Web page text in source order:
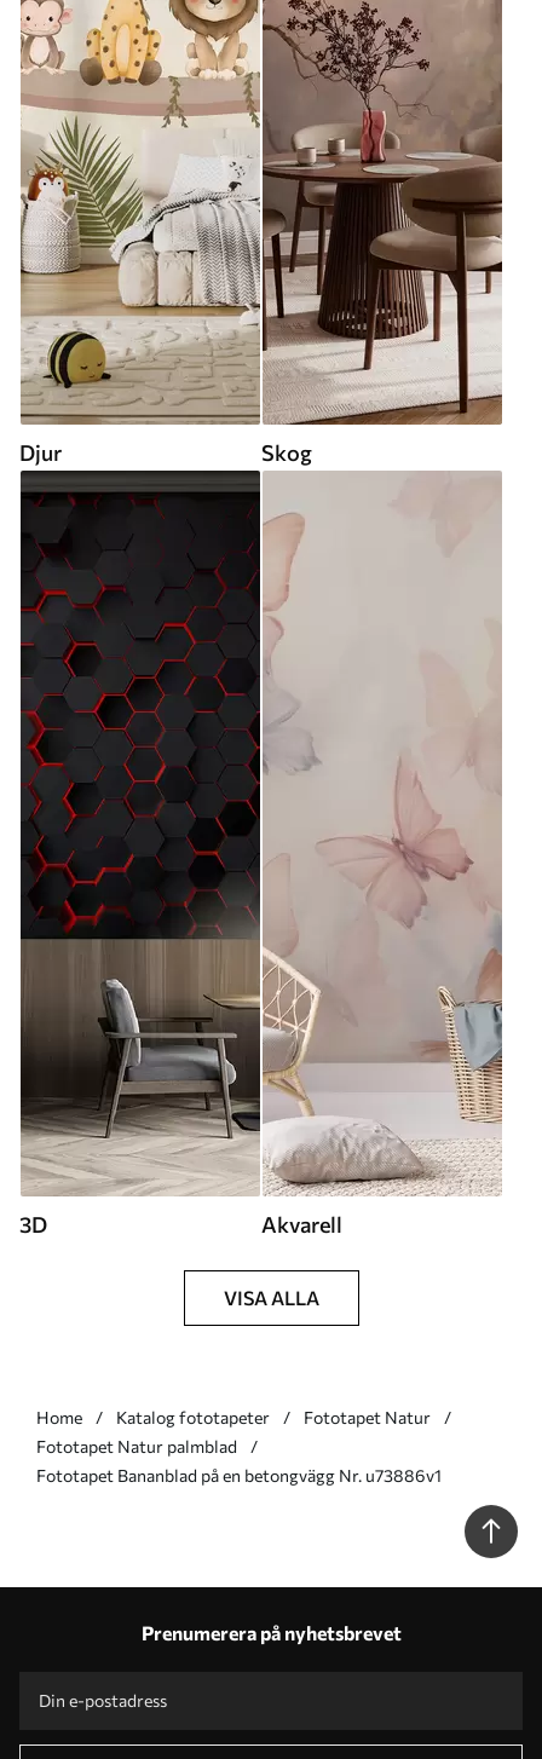
Djur Skog
3D Akvarell
VISA ALLA
Home Katalog fototapeter
Fototapet Natur
Fototapet Natur palmblad
Fototapet Bananblad på en betongvägg Nr. u73886v1
Prenumerera på nyhetsbrevet